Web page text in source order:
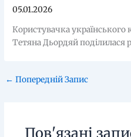
05.01.2026
Користувачка українського
Тетяна Дьордяй поділилася
← Попередній Запис
Пов'язані